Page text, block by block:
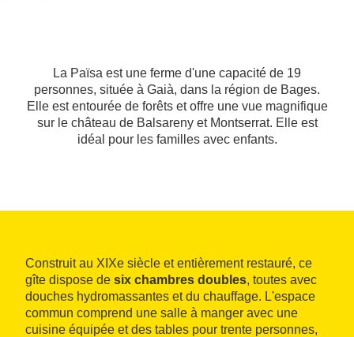
La Païsa est une ferme d'une capacité de 19
personnes, située à Gaià, dans la région de Bages.
Elle est entourée de forêts et offre une vue magnifique
sur le château de Balsareny et Montserrat. Elle est
idéal pour les familles avec enfants.
Construit au XIXe siècle et entièrement restauré, ce
gîte dispose de six chambres doubles, toutes avec
douches hydromassantes et du chauffage. L'espace
commun comprend une salle à manger avec une
cuisine équipée et des tables pour trente personnes,